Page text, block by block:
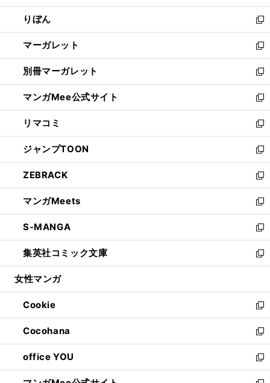
開
く
ウ
で
開
く
ン
ド
ウ
で
開
く
ウ
ィ
ン
ド
ウ
で
開
く
りぼん
新
し
い
ウ
ィ
ン
ド
ウ
で
開
く
マーガレット
新
し
い
ウ
ィ
ン
ド
ウ
で
開
く
別冊マーガレット
新
し
い
ウ
ィ
ン
ド
ウ
で
開
く
マンガMee公式サイト
新
し
い
ウ
ィ
ン
ド
ウ
で
開
く
リマコミ
新
し
い
ウ
ィ
ン
ド
ウ
で
開
く
ジャンプTOON
新
し
い
ウ
ィ
ン
ド
ウ
で
開
ZEBRACK
新
し
い
ウ
ィ
ン
ド
ウ
開
く
マンガMeets
新
し
い
ウ
ィ
ン
ウ
で
開
く
S-MANGA
新
し
い
ウ
ン
ド
ウ
で
開
く
集英社コミック文庫
新
し
ウ
ィ
ン
ド
ウ
で
開
女性マンガ
Cookie
新
し
い
ウ
ィ
ン
Cocohana
新
し
い
ウ
office YOU
新
し